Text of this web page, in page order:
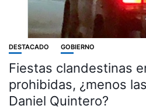
DESTACADO GOBIERNO
Fiestas clandestinas
prohibidas, ¿menos
Daniel Quintero?